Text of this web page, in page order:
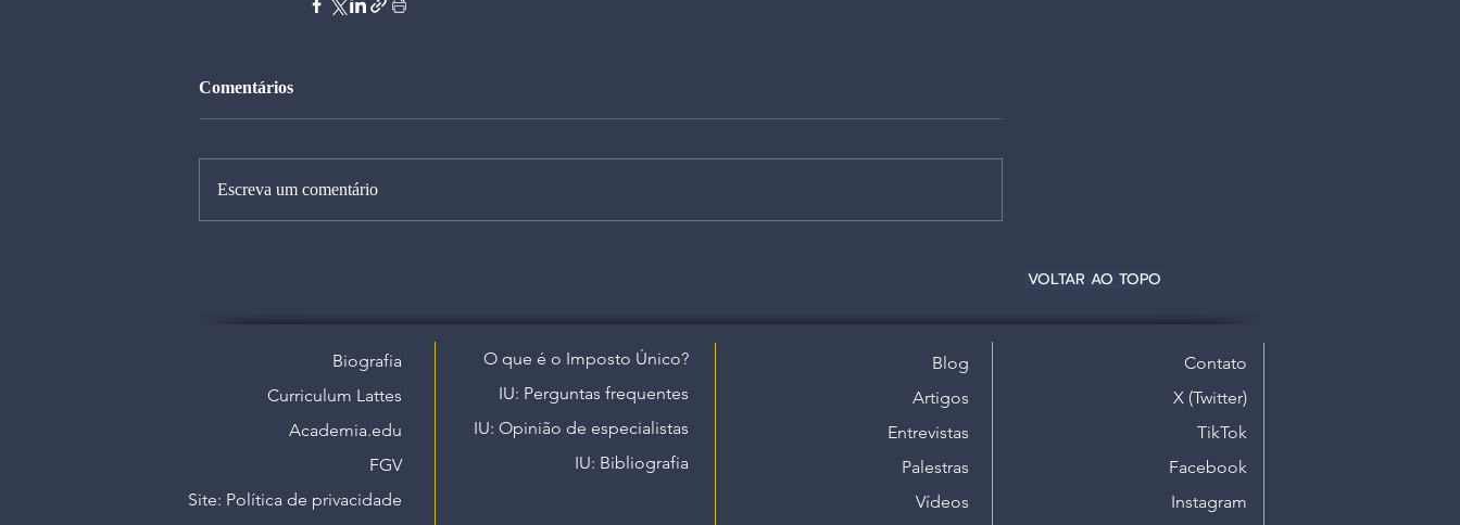
Comentários
Escreva um comentário
VOLTAR AO TOPO
Biografia
Curriculum Lattes
Academia.edu
FGV
Site: Política de privacidade​
O que é o Imposto Único?
IU: Perguntas frequentes
IU: Opinião de especialistas
IU: Bibliografia
Blog
Artigos
Entrevistas
Palestras
Vídeos
Contato
X (Twitter)
TikTok
Facebook
Instagram